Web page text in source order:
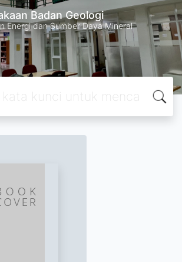
Badan Geologi
Energi dan Sumber Daya Mineral